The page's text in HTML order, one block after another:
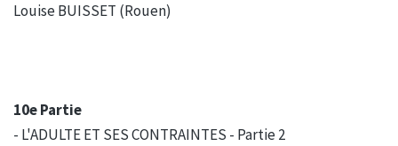
Louise BUISSET (Rouen)
10e Partie
- L'ADULTE ET SES CONTRAINTES - Partie 2